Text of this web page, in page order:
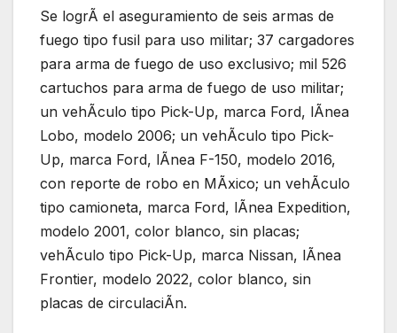
Se logrÃ el aseguramiento de seis armas de
fuego tipo fusil para uso militar; 37 cargadores
para arma de fuego de uso exclusivo; mil 526
cartuchos para arma de fuego de uso militar;
un vehÃculo tipo Pick-Up, marca Ford, lÃnea
Lobo, modelo 2006; un vehÃculo tipo Pick-
Up, marca Ford, lÃnea F-150, modelo 2016,
con reporte de robo en MÃxico; un vehÃculo
tipo camioneta, marca Ford, lÃnea Expedition,
modelo 2001, color blanco, sin placas;
vehÃculo tipo Pick-Up, marca Nissan, lÃnea
Frontier, modelo 2022, color blanco, sin
placas de circulaciÃn.